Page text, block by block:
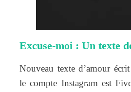
Excuse-moi : Un texte
Nouveau texte d’amour
le compte Instagram est